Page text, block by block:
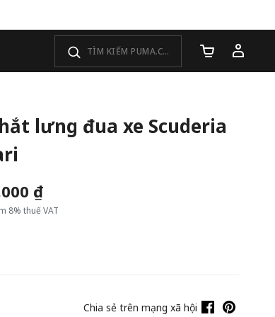
Số lượng giỏ
lưng đua xe Scuderia
₫
8% thuế VAT
Chia sẻ trên mạng xã hội